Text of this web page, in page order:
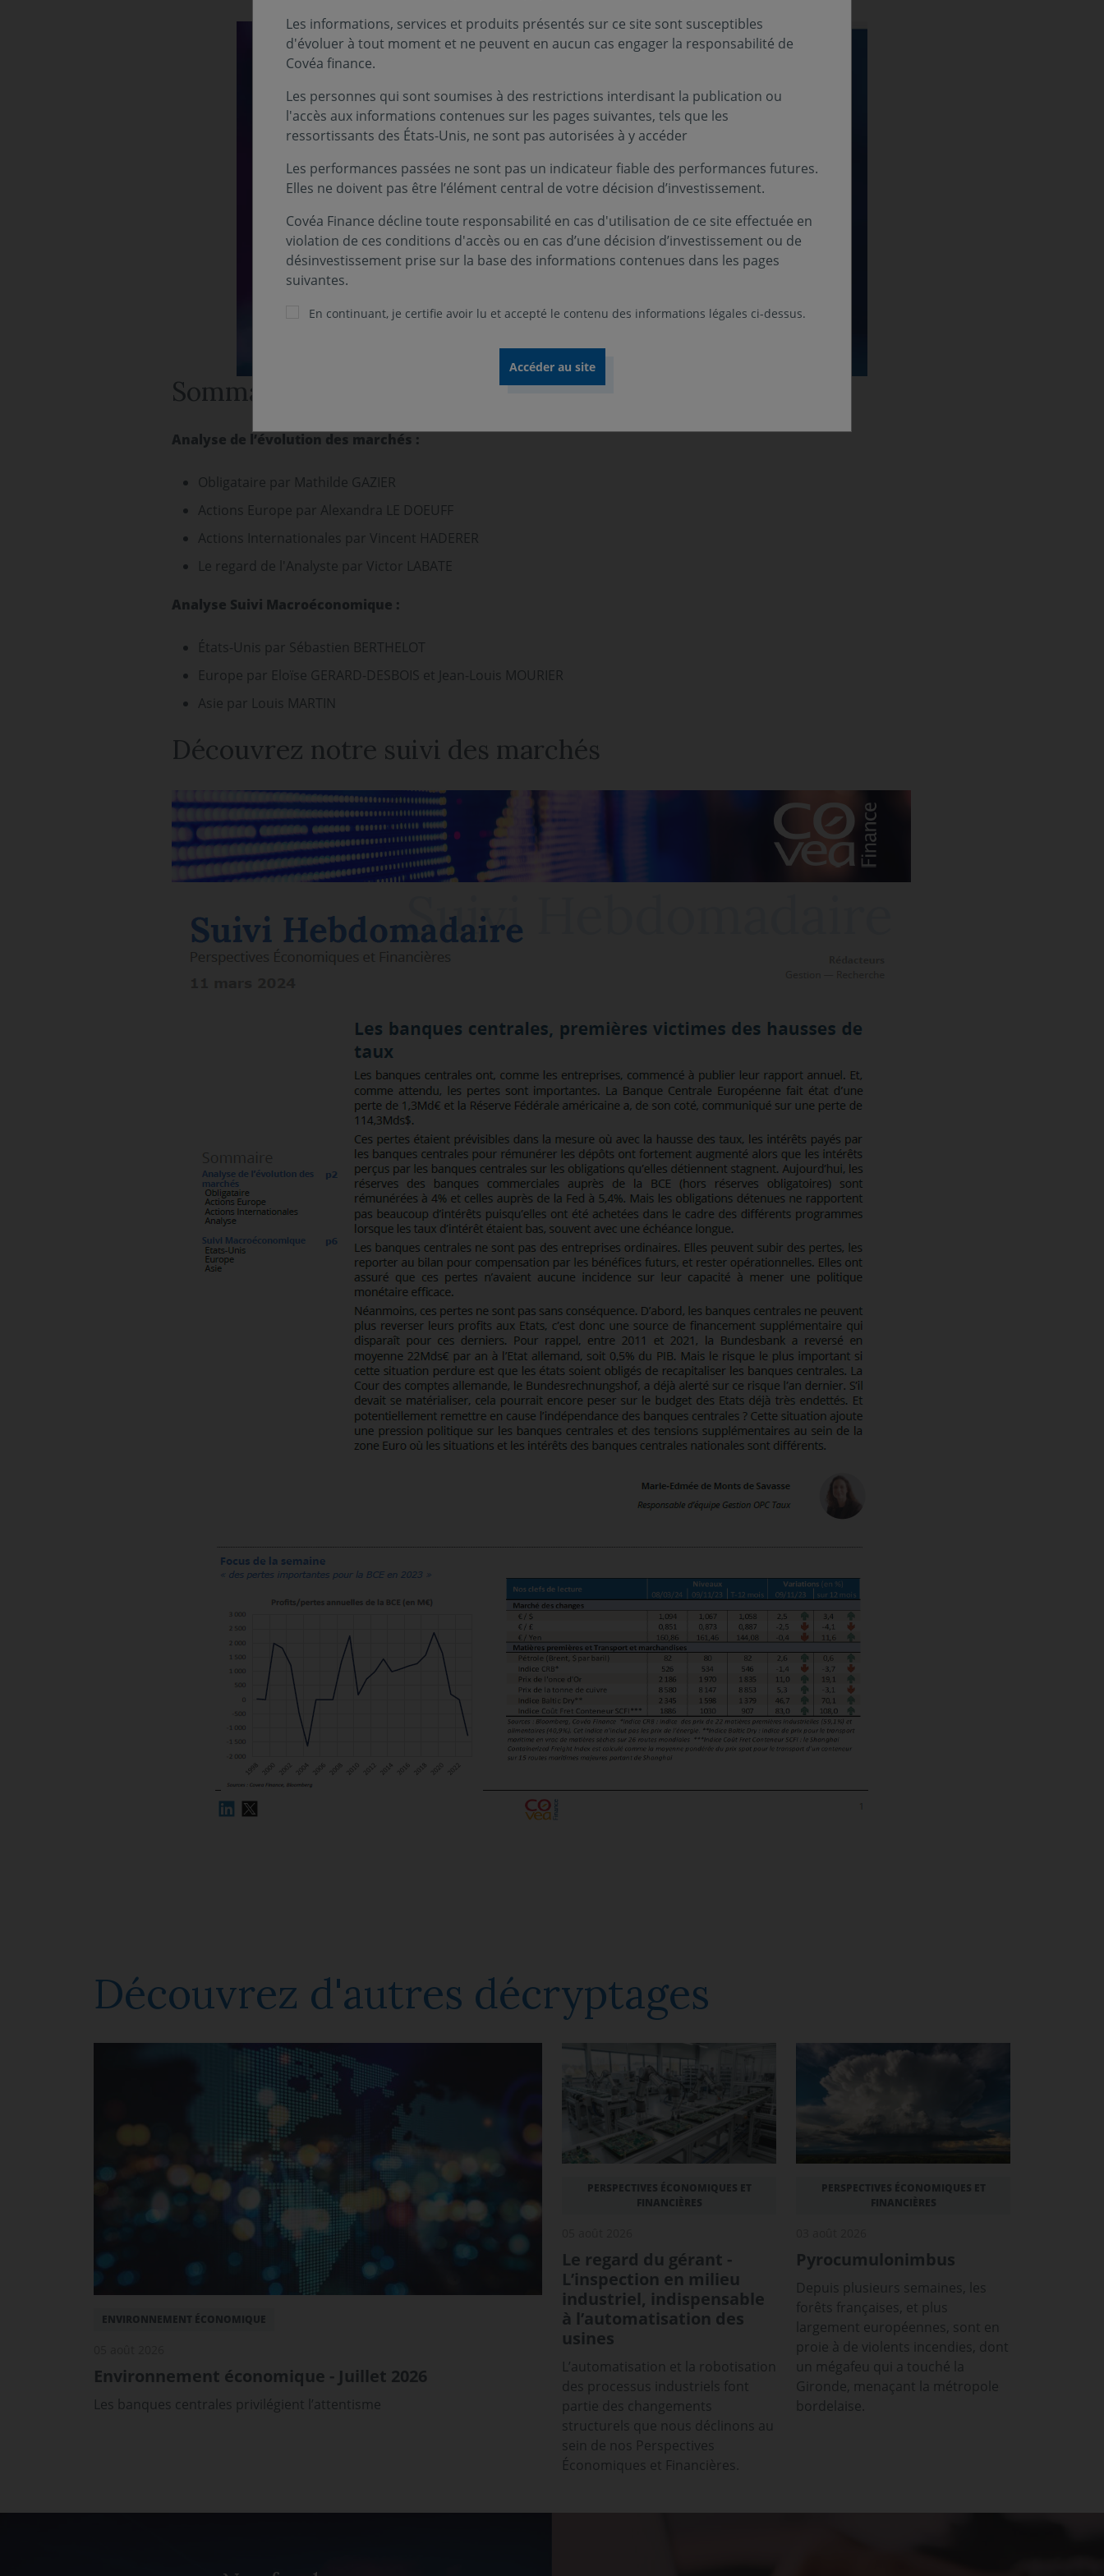
Sommaire
Analyse de l’évolution des marchés :
Obligataire par Mathilde GAZIER
Actions Europe par Alexandra LE DOEUFF
Actions Internationales par Vincent HADERER
Le regard de l'Analyste par Victor LABATE
Analyse Suivi Macroéconomique :
États-Unis par Sébastien BERTHELOT
Europe par Eloïse GERARD-DESBOIS et Jean-Louis MOURIER
Asie par Louis MARTIN
Découvrez notre suivi des marchés
Découvrez d'autres décryptages
ENVIRONNEMENT ÉCONOMIQUE
Environnement économique - Juillet 2026
Les banques centrales privilégient l’attentisme
PERSPECTIVES ÉCONOMIQUES ET
FINANCIÈRES
Le regard du gérant -
L’inspection en milieu
industriel, indispensable
à l’automatisation des
usines
L’automatisation et la robotisation
des processus industriels font
partie des changements
structurels que nous déclinons au
sein de nos Perspectives
Économiques et Financières.
PERSPECTIVES ÉCONOMIQUES ET
FINANCIÈRES
Pyrocumulonimbus
Depuis plusieurs semaines, les
forêts françaises, et plus
largement européennes, sont en
proie à de violents incendies, dont
un mégafeu qui a touché la
Gironde, menaçant la métropole
bordelaise.
Les informations, services et produits présentés sur ce site sont susceptibles
d'évoluer à tout moment et ne peuvent en aucun cas engager la responsabilité de
Covéa finance.
Les personnes qui sont soumises à des restrictions interdisant la publication ou
l'accès aux informations contenues sur les pages suivantes, tels que les
ressortissants des États-Unis, ne sont pas autorisées à y accéder
Les performances passées ne sont pas un indicateur fiable des performances futures.
Elles ne doivent pas être l’élément central de votre décision d’investissement.
Covéa Finance décline toute responsabilité en cas d'utilisation de ce site effectuée en
violation de ces conditions d'accès ou en cas d’une décision d’investissement ou de
désinvestissement prise sur la base des informations contenues dans les pages
suivantes.
En continuant, je certifie avoir lu et accepté le contenu des informations légales ci-dessus.